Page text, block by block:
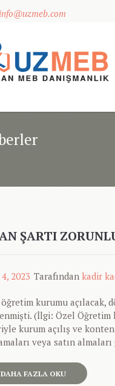
info@uzmeb.com
ŞARTI
2023 Tarafından kadir
kurumu açılacak,
(İlgi: Özel Öğretim
kurum açılış ve
veya satın
DAHA FAZLA OKU